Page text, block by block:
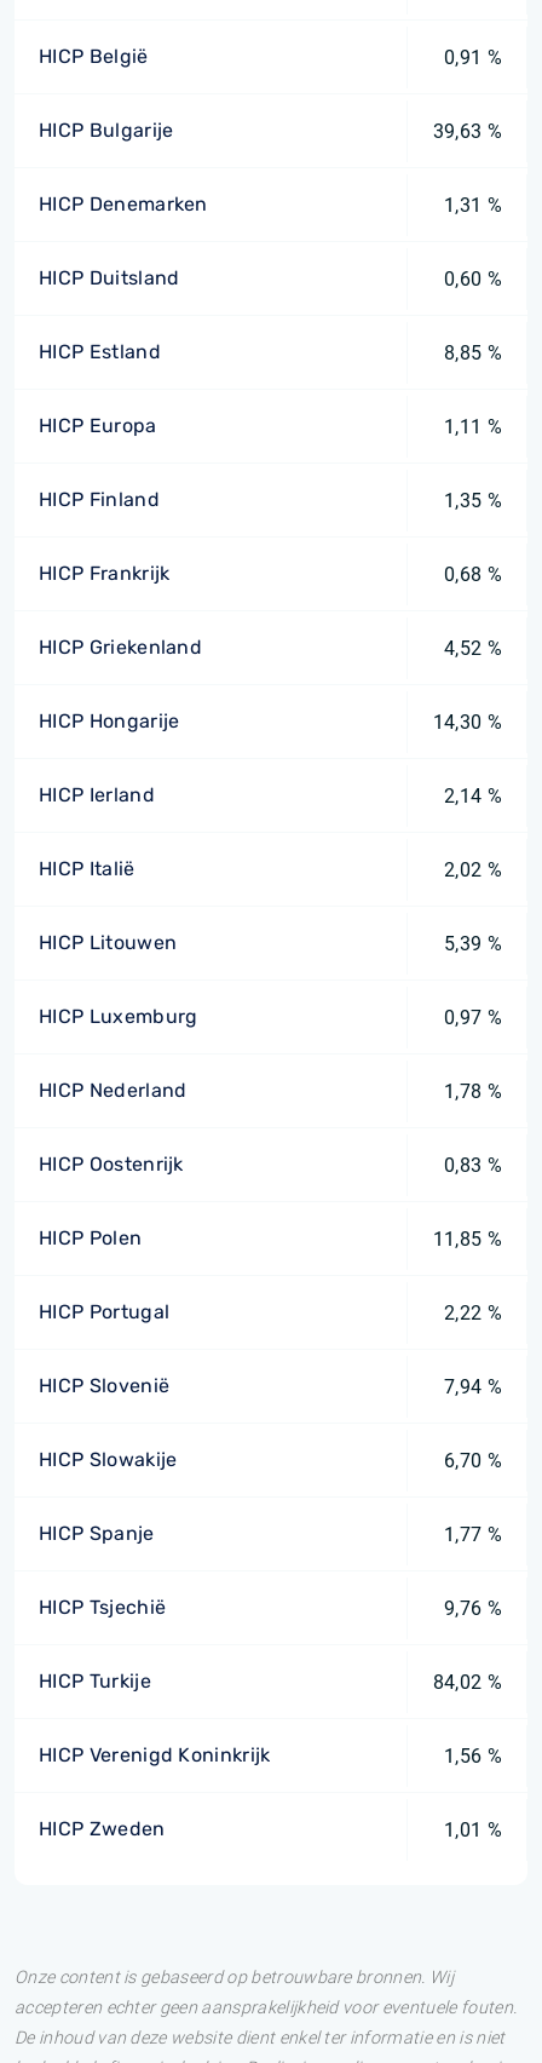
HICP België 0,91 %
HICP Bulgarije 39,63 %
HICP Denemarken 1,31 %
HICP Duitsland 0,60 %
HICP Estland 8,85 %
HICP Europa 1,11 %
HICP Finland 1,35 %
HICP Frankrijk 0,68 %
HICP Griekenland 4,52 %
HICP Hongarije 14,30 %
HICP Ierland 2,14 %
HICP Italië 2,02 %
HICP Litouwen 5,39 %
HICP Luxemburg 0,97 %
HICP Nederland 1,78 %
HICP Oostenrijk 0,83 %
HICP Polen 11,85 %
HICP Portugal 2,22 %
HICP Slovenië 7,94 %
HICP Slowakije 6,70 %
HICP Spanje 1,77 %
HICP Tsjechië 9,76 %
HICP Turkije 84,02 %
HICP Verenigd Koninkrijk 1,56 %
HICP Zweden 1,01 %
Onze content is gebaseerd op betrouwbare bronnen. Wij
accepteren echter geen aansprakelijkheid voor eventuele fouten.
De inhoud van deze website dient enkel ter informatie en is niet